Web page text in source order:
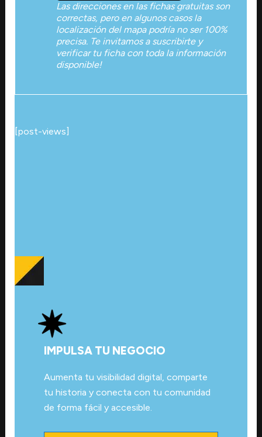
Las direcciones en las fichas gratuitas son
correctas, pero en algunos casos la
localización del mapa podría no ser 100%
precisa. Te invitamos a suscribirte y
verificar tu ficha con toda la información
disponible!
[post-views]
IMPULSA TU NEGOCIO
Aumenta tu visibilidad digital, comparte
tu historia y conecta con tu comunidad
de forma fácil y accesible.